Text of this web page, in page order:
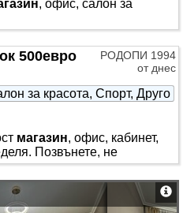
, офис, салон за
РОДОПИ 1994
от днес
500евро
за красота, Спорт, Друго
магазин, офис, кабинет,
Позвънете, не